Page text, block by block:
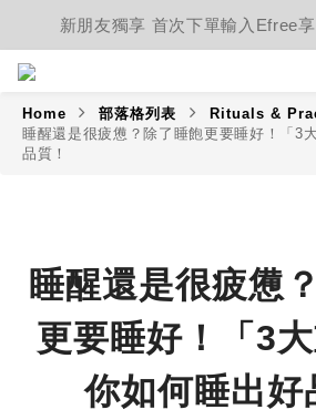
新朋友獨享 首次下單輸入Efree
Home 部落格列表
Rituals &
睡醒還是很疲憊？除了睡飽更要睡好！「3
品質！
睡醒還是很疲憊
更要睡好！「3
你如何睡出好